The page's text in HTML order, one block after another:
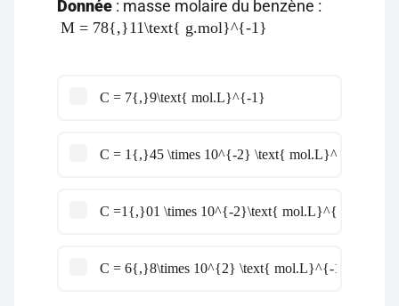
Donnée : masse molaire du benzène :
M = 78{,}11\text{ g.mol}^{-1}
C = 7{,}9\text{ mol.L}^{-1}
C = 1{,}45 \times 10^{-2} \text{ mol.L}^{-1}
C =1{,}01 \times 10^{-2}\text{ mol.L}^{-1}
C = 6{,}8\times 10^{2} \text{ mol.L}^{-1}